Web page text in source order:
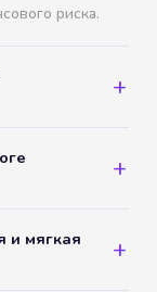
риска.
и мягкая